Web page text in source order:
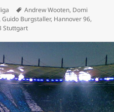
Schlagwörter
Andrew Wooten, Domi
,Guido Burgstaller, Hannover 96,
Stuttgart